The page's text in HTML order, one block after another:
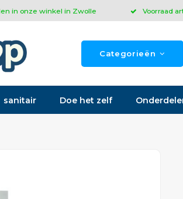
in onze winkel in Zwolle Voorraad
Categorieën
sanitair Doe het zelf